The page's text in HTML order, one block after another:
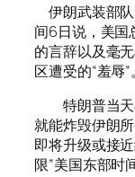
伊朗武装部
间6日说，美国
的言辞以及毫
区遭受的“羞辱”。
特朗普当天
就能炸毁伊朗
即将升级或接
限”美国东部时